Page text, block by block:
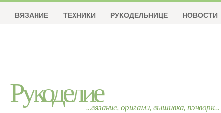
Рукоделие...вязание, оригами, вышивка, пэчворк...
ВЯЗАНИЕ ТЕХНИКИ РУКОДЕЛЬНИЦЕ НОВОСТИ